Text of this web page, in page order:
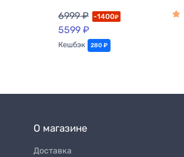
6999 ₽ -1400₽
5599 ₽
Кешбэк 280 ₽
О магазине
Доставка